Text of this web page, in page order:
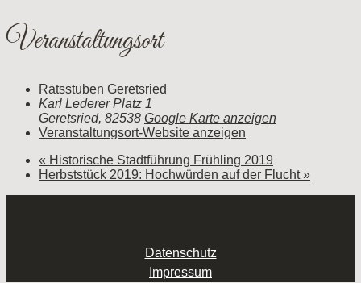
Veranstaltungsort
Ratsstuben Geretsried
Karl Lederer Platz 1
Geretsried, 82538 Google Karte anzeigen
Veranstaltungsort-Website anzeigen
« Historische Stadtführung Frühling 2019
Herbststück 2019: Hochwürden auf der Flucht»
Datenschutz
Impressum